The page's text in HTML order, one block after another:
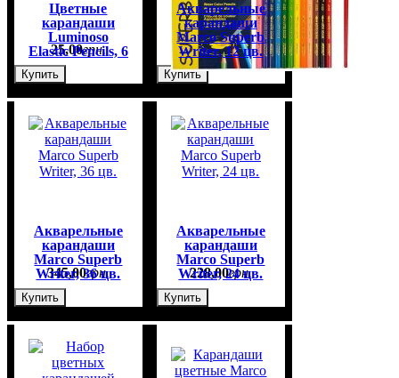
Цветные
карандаши
Luminoso
Elastic Pencils, 6
25,00грн.
Купить
Акварельные
карандаши
Marco Superb
Writer, 12 цв.
125,00грн.
Купить
Акварельные
карандаши
Marco Superb
Writer, 36 цв.
345,00грн.
Купить
Акварельные
карандаши
Marco Superb
Writer, 24 цв.
228,00грн.
Купить